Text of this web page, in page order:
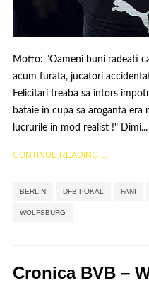
Motto: "Oameni buni radeati
acum furata, jucatori
Felicitari treaba sa intors
bataie in cupa sa aroganta era
lucrurile in mod realist !" Dimi...
CONTINUE READING ...
BERLIN DFB POKAL FANI
WOLFSBURG
Cronica BVB –